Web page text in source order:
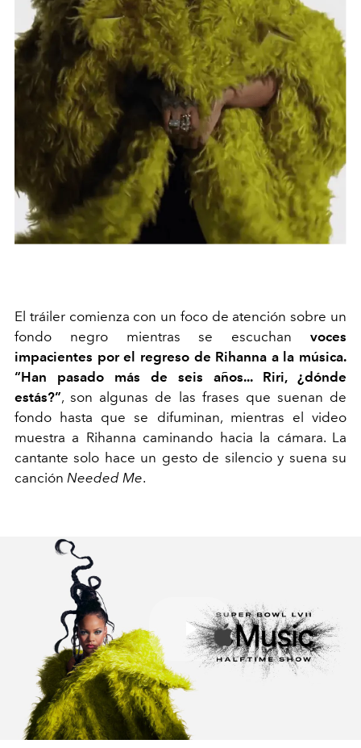
El tráiler comienza con un foco de atención sobre un
fondo negro mientras se escuchan voces
impacientes por el regreso de Rihanna a la música.
“Han pasado más de seis años... Riri, ¿dónde
estás?”, son algunas de las frases que suenan de
fondo hasta que se difuminan, mientras el video
muestra a Rihanna caminando hacia la cámara. La
cantante solo hace un gesto de silencio y suena su
canción Needed Me.
Play